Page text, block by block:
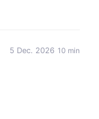
5 Dec. 2026 10 min